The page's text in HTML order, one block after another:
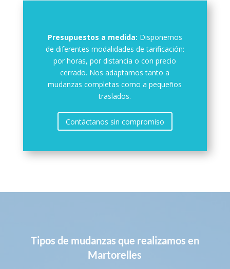
Presupuestos a medida: Disponemos
de diferentes modalidades de tarificación:
por horas, por distancia o con precio
cerrado. Nos adaptamos tanto a
mudanzas completas como a pequeños
traslados.
Contáctanos sin compromiso
Tipos de mudanzas que realizamos en
Martorelles